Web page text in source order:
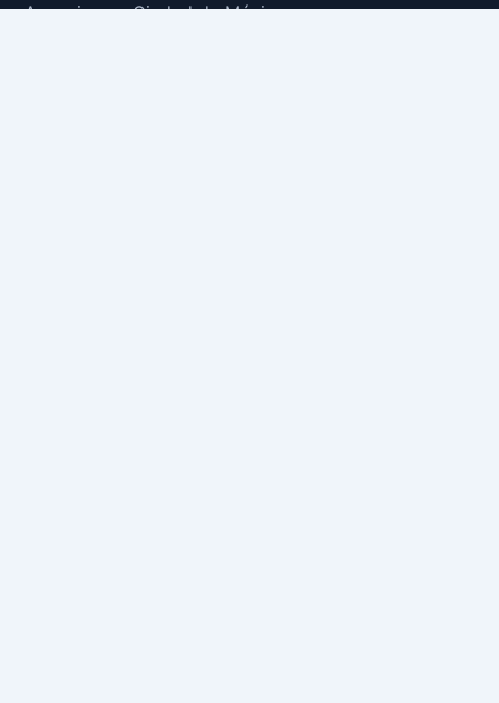
Anuncios en Ciudad de México